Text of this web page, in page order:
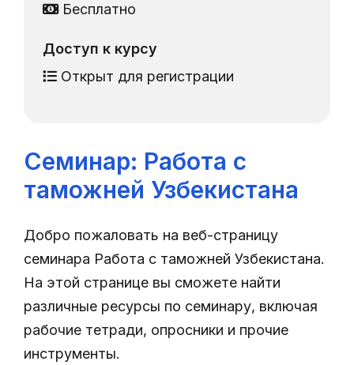
Бесплатно
Доступ к курсу
Открыт для регистрации
Cеминар: Работа с
таможней Узбекистана
Добро пожаловать на веб-страницу
семинара Работа с таможней Узбекистана.
На этой странице вы сможете найти
различные ресурсы по семинару, включая
рабочие тетради, опросники и прочие
инструменты.